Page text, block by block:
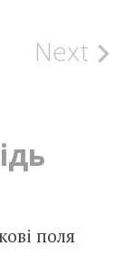
Next
поля